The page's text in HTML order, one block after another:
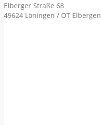
Elberger Straße 68
49624 Löningen / OT Elbergen